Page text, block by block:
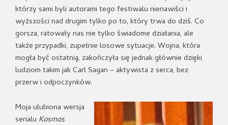
którzy sami byli autorami tego festiwalu nienawiści i
wyższości nad drugim tylko po to, który trwa do dziś. Co
gorsza, ratowały nas nie tylko świadome działania, ale
także przypadki, zupełnie losowe sytuacje. Wojna, która
mogła być ostatnią, zakończyła się jednak głównie dzięki
ludziom takim jak Carl Sagan – aktywista z serca, bez
przerw i odpoczynków.
Moja ulubiona wersja
serialu Kosmos